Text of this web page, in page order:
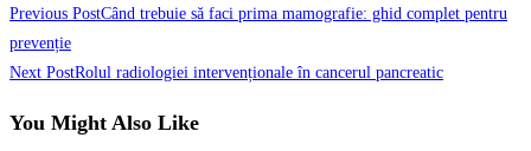
Read
more
articles
Previous PostCând trebuie să faci prima mamografie: ghid complet pentru
prevenție
Next PostRolul radiologiei intervenționale în cancerul pancreatic
You Might Also Like